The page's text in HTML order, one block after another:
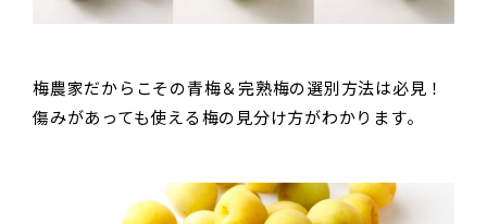
梅農家だからこその青梅＆完熟梅の選別方法は必見！
傷みがあっても使える梅の見分け方がわかります。